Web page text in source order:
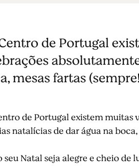
de
as
de Portugal
mesas fartas
de Portugal existem muitas
natalícias de dar água na
seu Natal seja alegre e cheio de